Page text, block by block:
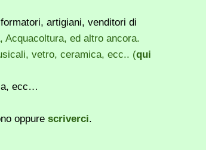
artigiani, venditori di
ed altro ancora.
vetro, ceramica, ecc.. (qui
ecc…
oppure scriverci.